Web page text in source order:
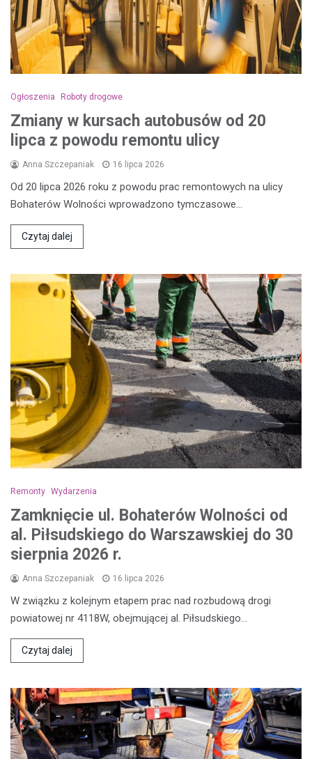
Ogłoszenia Roboty drogowe
Zmiany w kursach autobusów od 20
lipca z powodu remontu ulicy
Anna Szczepaniak 16 lipca 2026
Od 20 lipca 2026 roku z powodu prac remontowych na ulicy
Bohaterów Wolności wprowadzono tymczasowe…
Czytaj dalej
Remonty Wydarzenia
Zamknięcie ul. Bohaterów Wolności od
al. Piłsudskiego do Warszawskiej do 30
sierpnia 2026 r.
Anna Szczepaniak 16 lipca 2026
W związku z kolejnym etapem prac nad rozbudową drogi
powiatowej nr 4118W, obejmującej al. Piłsudskiego…
Czytaj dalej